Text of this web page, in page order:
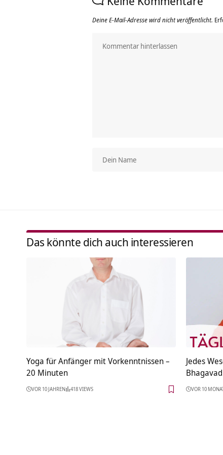
Deine E-Mail-Adresse wird nicht veröffentlicht.
Das könnte dich auch interessieren
Yoga für Anfänger mit Vorkenntnissen –
20 Minuten
VOR 10 JAHREN 418 VIEWS
Jedes
VOR 10